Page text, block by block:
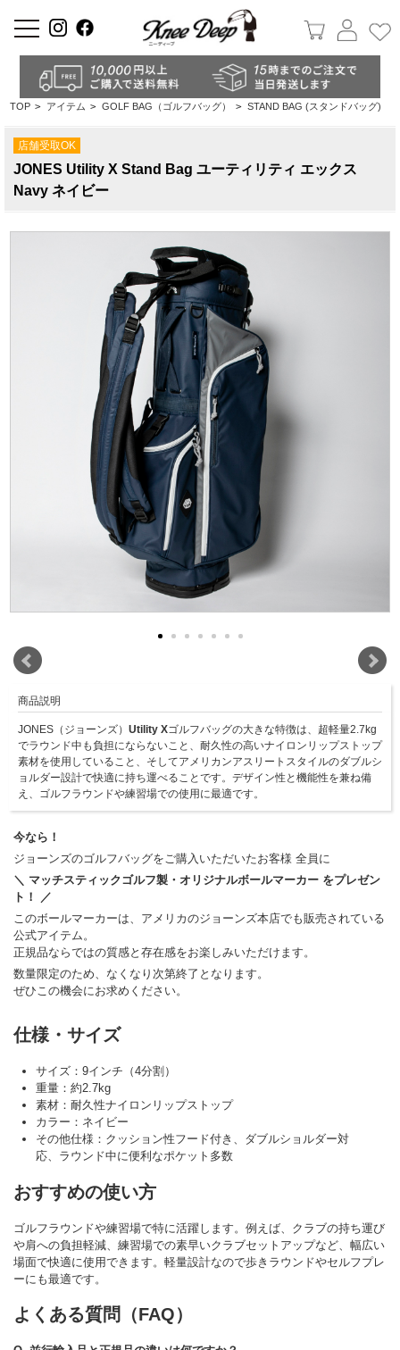
a
TOP > アイテム > GOLF BAG（ゴルフバッグ） > STAND BAG (スタンドバッグ)
店舗受取OK
JONES Utility X Stand Bag ユーティリティ エックス
Navy ネイビー
商品説明
JONES（ジョーンズ） Utility Xゴルフバッグの大きな特徴は、超軽量2.7kg
でラウンド中も負担にならないこと、耐久性の高いナイロンリップストップ
素材を使用していること、そしてアメリカンアスリートスタイルのダブルシ
ョルダー設計で快適に持ち運べることです。デザイン性と機能性を兼ね備
え、ゴルフラウンドや練習場での使用に最適です。
今なら！
ジョーンズのゴルフバッグをご購入いただいたお客様 全員に
＼ マッチスティックゴルフ製・オリジナルボールマーカー をプレゼン
ト！ ／
このボールマーカーは、アメリカのジョーンズ本店でも販売されている
公式アイテム。
正規品ならではの質感と存在感をお楽しみいただけます。
数量限定のため、なくなり次第終了となります。
ぜひこの機会にお求めください。
仕様・サイズ
サイズ：9インチ（4分割）
重量：約2.7kg
素材：耐久性ナイロンリップストップ
カラー：ネイビー
その他仕様：クッション性フード付き、ダブルショルダー対
応、ラウンド中に便利なポケット多数
おすすめの使い方
ゴルフラウンドや練習場で特に活躍します。例えば、クラブの持ち運び
や肩への負担軽減、練習場での素早いクラブセットアップなど、幅広い
場面で快適に使用できます。軽量設計なので歩きラウンドやセルフプレ
ーにも最適です。
よくある質問（FAQ）